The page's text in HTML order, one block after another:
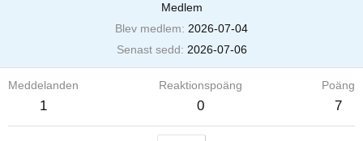
Medlem
Blev medlem
2026-07-04
Senast sedd
2026-07-06
Meddelanden
1
Reaktionspoäng
0
Poäng
7